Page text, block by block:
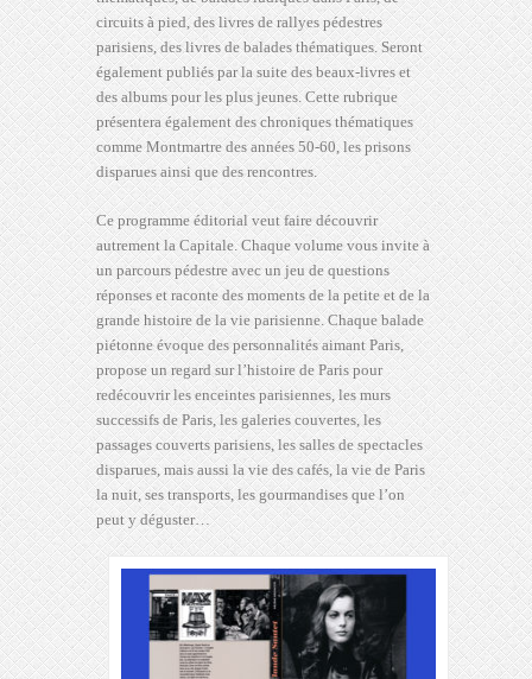
circuits à pied, des livres de rallyes pédestres
parisiens, des livres de balades thématiques. Seront
également publiés par la suite des beaux-livres et
des albums pour les plus jeunes. Cette rubrique
présentera également des chroniques thématiques
comme Montmartre des années 50-60, les prisons
disparues ainsi que des rencontres.
Ce programme éditorial veut faire découvrir
autrement la Capitale. Chaque volume vous invite à
un parcours pédestre avec un jeu de questions
réponses et raconte des moments de la petite et de la
grande histoire de la vie parisienne. Chaque balade
piétonne évoque des personnalités aimant Paris,
propose un regard sur l’histoire de Paris pour
redécouvrir les enceintes parisiennes, les murs
successifs de Paris, les galeries couvertes, les
passages couverts parisiens, les salles de spectacles
disparues, mais aussi la vie des cafés, la vie de Paris
la nuit, ses transports, les gourmandises que l’on
peut y déguster…